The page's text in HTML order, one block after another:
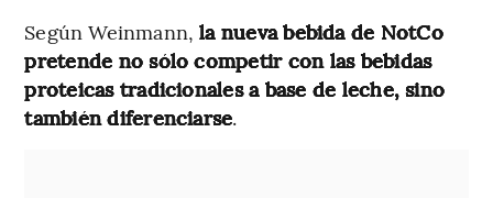
Según Weinmann, la nueva bebida de NotCo
pretende no sólo competir con las bebidas
proteicas tradicionales a base de leche, sino
también diferenciarse.